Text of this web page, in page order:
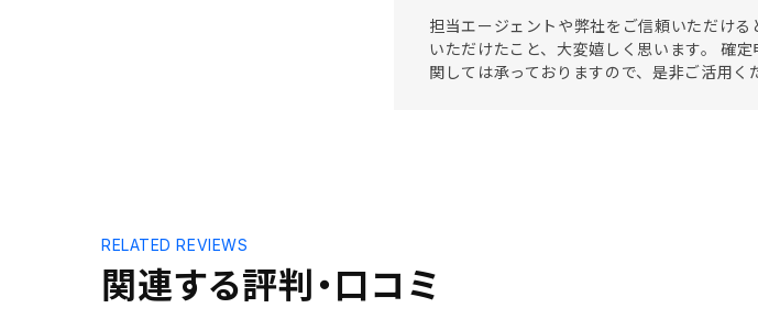
担当エージェントや弊社をご信頼いただけ
いただけたこと、大変嬉しく思います。 確
関しては承っておりますので、是非ご活用く
関連する評判・口コミ
RELATED REVIEWS